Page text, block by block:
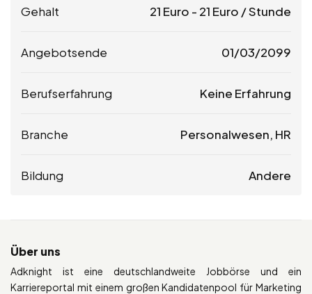
Gehalt 21 Euro - 21 Euro / Stunde
Angebotsende 01/03/2099
Berufserfahrung Keine Erfahrung
Branche Personalwesen, HR
Bildung Andere
Über uns
Adknight ist eine deutschlandweite Jobbörse und ein
Karriereportal mit einem großen Kandidatenpool für Marketing